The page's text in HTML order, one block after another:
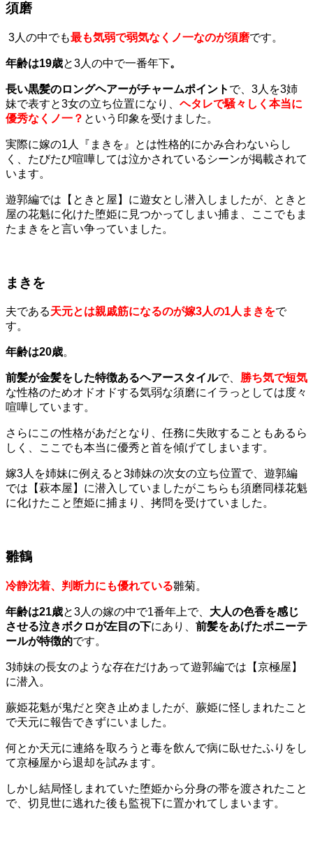
須磨
3人の中でも最も気弱で弱気なくノ一なのが須磨です。
年齢は19歳と3人の中で一番年下。
長い黒髪のロングヘアーがチャームポイント で、3人を3姉
妹で表すと3女の立ち位置になり、 ヘタレで騒々しく本当に
優秀なくノ一？ という印象を受けました。
実際に嫁の1人『まきを』とは性格的にかみ合わないらし
く、たびたび喧嘩しては泣かされているシーンが掲載されて
います。
遊郭編では【ときと屋】に遊女とし潜入しましたが、ときと
屋の花魁に化けた堕姫に見つかってしまい捕ま、ここでもま
たまきをと言い争っていました。
まきを
夫である天元とは親戚筋になるのが嫁3人の1人まきをで
す。
年齢は20歳。
前髪が金髪をした特徴あるヘアースタイルで、 勝ち気で短気
な性格のためオドオドする気弱な須磨にイラっとしては度々
喧嘩しています。
さらにこの性格があだとなり、任務に失敗することもあるら
しく、ここでも本当に優秀と首を傾げてしまいます。
嫁3人を姉妹に例えると3姉妹の次女の立ち位置で、遊郭編
では【萩本屋】に潜入していましたがこちらも須磨同様花魁
に化けたこと堕姫に捕まり、拷問を受けていました。
雛鶴
冷静沈着、判断力にも優れている雛菊。
年齢は21歳と3人の嫁の中で1番年上で、 大人の色香を感じ
させる泣きボクロが左目の下にあり、 前髪をあげたポニーテ
ールが特徴的です。
3姉妹の長女のような存在だけあって遊郭編では【京極屋】
に潜入。
蕨姫花魁が鬼だと突き止めましたが、蕨姫に怪しまれたこと
で天元に報告できずにいました。
何とか天元に連絡を取ろうと毒を飲んで病に臥せたふりをし
て京極屋から退却を試みます。
しかし結局怪しまれていた堕姫から分身の帯を渡されたこと
で、切見世に逃れた後も監視下に置かれてしまいます。